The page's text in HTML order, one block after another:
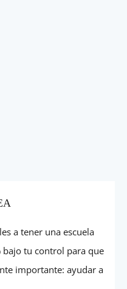
a tener una escuela
tu control para que
importante: ayudar a